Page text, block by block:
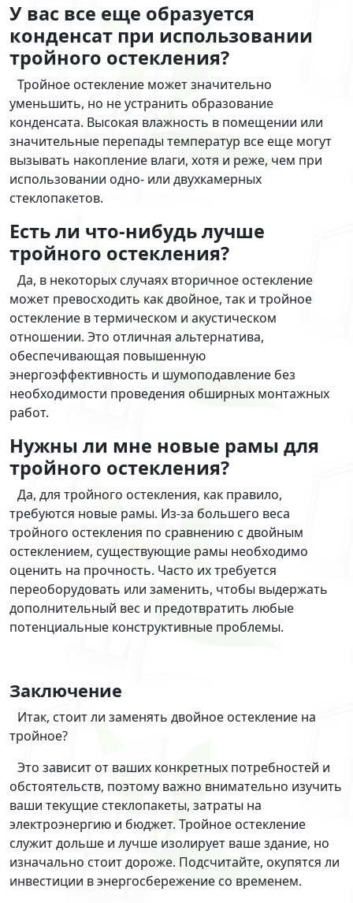
У вас все еще образуется
конденсат при использовании
тройного остекления?
Тройное остекление может значительно
уменьшить, но не устранить образование
конденсата. Высокая влажность в помещении или
значительные перепады температур все еще могут
вызывать накопление влаги, хотя и реже, чем при
использовании одно- или двухкамерных
стеклопакетов.
Есть ли что-нибудь лучше
тройного остекления?
Да, в некоторых случаях вторичное остекление
может превосходить как двойное, так и тройное
остекление в термическом и акустическом
отношении. Это отличная альтернатива,
обеспечивающая повышенную
энергоэффективность и шумоподавление без
необходимости проведения обширных монтажных
работ.
Нужны ли мне новые рамы для
тройного остекления?
Да, для тройного остекления, как правило,
требуются новые рамы. Из-за большего веса
тройного остекления по сравнению с двойным
остеклением, существующие рамы необходимо
оценить на прочность. Часто их требуется
переоборудовать или заменить, чтобы выдержать
дополнительный вес и предотвратить любые
потенциальные конструктивные проблемы.
Заключение
Итак, стоит ли заменять двойное остекление на
тройное?
Это зависит от ваших конкретных потребностей и
обстоятельств, поэтому важно внимательно изучить
ваши текущие стеклопакеты, затраты на
электроэнергию и бюджет. Тройное остекление
служит дольше и лучше изолирует ваше здание, но
изначально стоит дороже. Подсчитайте, окупятся ли
инвестиции в энергосбережение со временем.